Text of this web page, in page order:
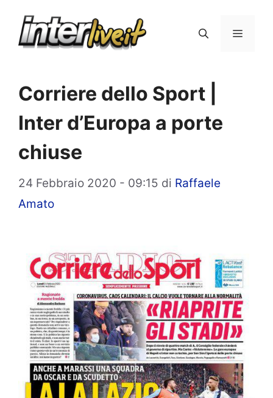
Menu
Corriere dello Sport |
Inter d’Europa a porte
chiuse
24 Febbraio 2020 - 09:15 di Raffaele
Amato